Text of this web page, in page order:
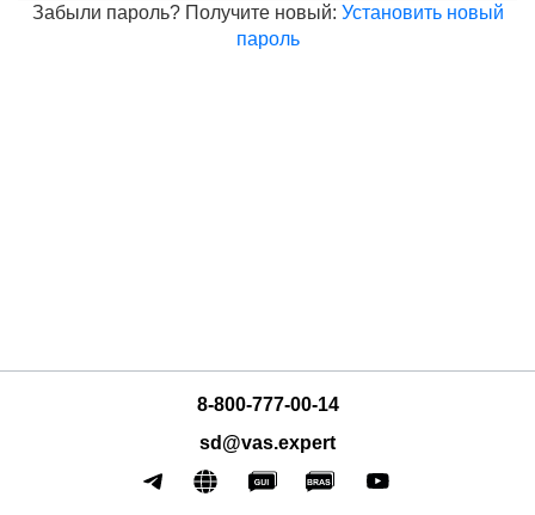
Забыли пароль? Получите новый: Установить новый
пароль
8-800-777-00-14
sd@vas.expert